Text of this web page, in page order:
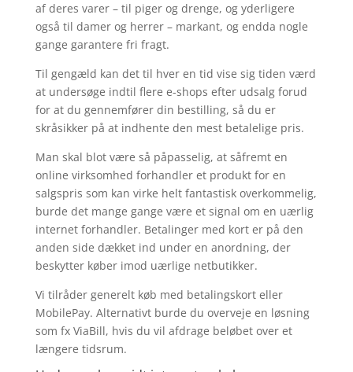
af deres varer – til piger og drenge, og yderligere
også til damer og herrer – markant, og endda nogle
gange garantere fri fragt.
Til gengæld kan det til hver en tid vise sig tiden værd
at undersøge indtil flere e-shops efter udsalg forud
for at du gennemfører din bestilling, så du er
skråsikker på at indhente den mest betalelige pris.
Man skal blot være så påpasselig, at såfremt en
online virksomhed forhandler et produkt for en
salgspris som kan virke helt fantastisk overkommelig,
burde det mange gange være et signal om en uærlig
internet forhandler. Betalinger med kort er på den
anden side dækket ind under en anordning, der
beskytter køber imod uærlige netbutikker.
Vi tilråder generelt køb med betalingskort eller
MobilePay. Alternativt burde du overveje en løsning
som fx ViaBill, hvis du vil afdrage beløbet over et
længere tidsrum.